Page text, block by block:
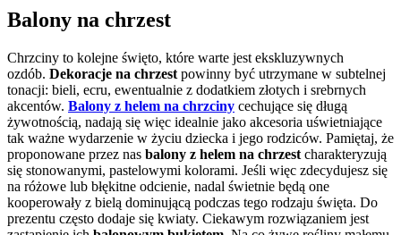
Balony na chrzest
Chrzciny to kolejne święto, które warte jest ekskluzywnych
ozdób. Dekoracje na chrzest powinny być utrzymane w subtelnej
tonacji: bieli, ecru, ewentualnie z dodatkiem złotych i srebrnych
akcentów. Balony z helem na chrzciny cechujące się długą
żywotnością, nadają się więc idealnie jako akcesoria uświetniające
tak ważne wydarzenie w życiu dziecka i jego rodziców. Pamiętaj, że
proponowane przez nas balony z helem na chrzest charakteryzują
się stonowanymi, pastelowymi kolorami. Jeśli więc zdecydujesz się
na różowe lub błękitne odcienie, nadal świetnie będą one
kooperowały z bielą dominującą podczas tego rodzaju święta. Do
prezentu często dodaje się kwiaty. Ciekawym rozwiązaniem jest